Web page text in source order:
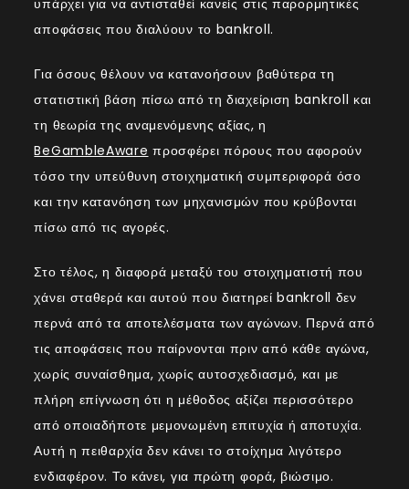
αποφάσεις που διαλύουν το bankroll.
Για όσους θέλουν να κατανοήσουν βαθύτερα τη
στατιστική βάση πίσω από τη διαχείριση bankroll και
τη θεωρία της αναμενόμενης αξίας, η
BeGambleAware προσφέρει πόρους που αφορούν
τόσο την υπεύθυνη στοιχηματική συμπεριφορά όσο
και την κατανόηση των μηχανισμών που κρύβονται
πίσω από τις αγορές.
Στο τέλος, η διαφορά μεταξύ του στοιχηματιστή που
χάνει σταθερά και αυτού που διατηρεί bankroll δεν
περνά από τα αποτελέσματα των αγώνων. Περνά από
τις αποφάσεις που παίρνονται πριν από κάθε αγώνα,
χωρίς συναίσθημα, χωρίς αυτοσχεδιασμό, και με
πλήρη επίγνωση ότι η μέθοδος αξίζει περισσότερο
από οποιαδήποτε μεμονωμένη επιτυχία ή αποτυχία.
Αυτή η πειθαρχία δεν κάνει το στοίχημα λιγότερο
ενδιαφέρον. Το κάνει, για πρώτη φορά, βιώσιμο.